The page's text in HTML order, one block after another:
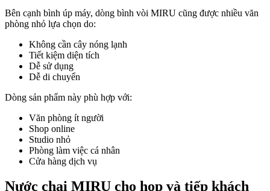
Bên cạnh bình úp máy, dòng bình vòi MIRU cũng được nhiều văn
phòng nhỏ lựa chọn do:
Không cần cây nóng lạnh
Tiết kiệm diện tích
Dễ sử dụng
Dễ di chuyển
Dòng sản phẩm này phù hợp với:
Văn phòng ít người
Shop online
Studio nhỏ
Phòng làm việc cá nhân
Cửa hàng dịch vụ
Nước chai MIRU cho họp và tiếp khách